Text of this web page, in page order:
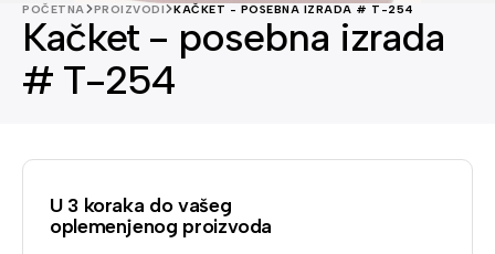
POČETNA PROIZVODI KAČKET - POSEBNA IZRADA # T-254
Kačket - posebna izrada
# T-254
U 3 koraka do vašeg
oplemenjenog proizvoda